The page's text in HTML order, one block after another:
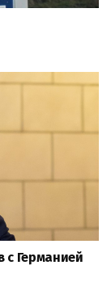
с Германией